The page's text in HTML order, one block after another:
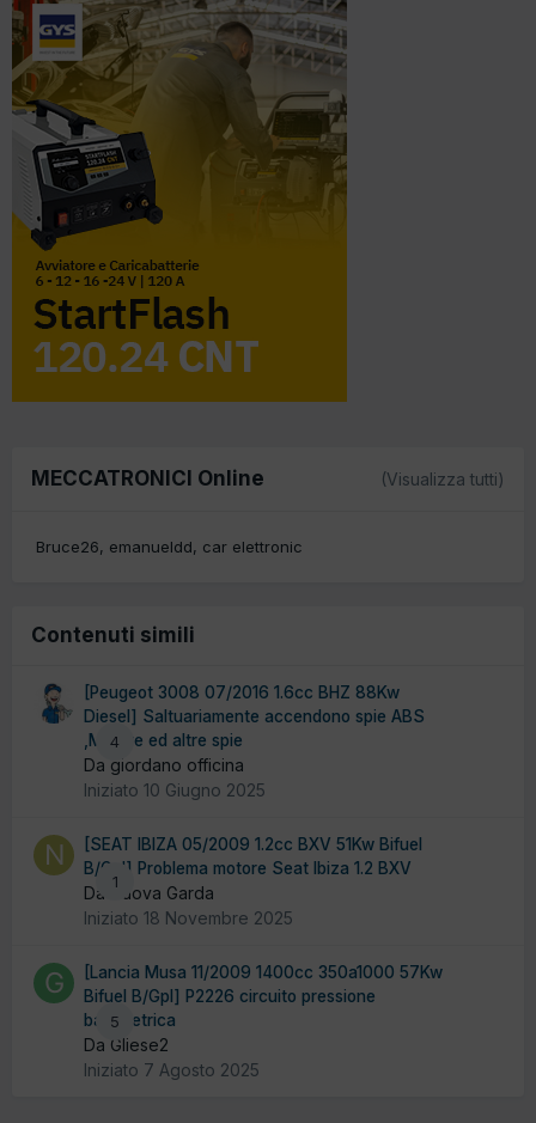
MECCATRONICI Online (Visualizza tutti)
Bruce26 emanueldd car elettronic
Contenuti simili
4
[Peugeot 3008 07/2016 1.6cc BHZ 88Kw
Diesel] Saltuariamente accendono spie ABS
,Motore ed altre spie
Da giordano officina
Iniziato 10 Giugno 2025
1
[SEAT IBIZA 05/2009 1.2cc BXV 51Kw Bifuel
B/Gpl] Problema motore Seat Ibiza 1.2 BXV
Da Nuova Garda
Iniziato 18 Novembre 2025
5
[Lancia Musa 11/2009 1400cc 350a1000 57Kw
Bifuel B/Gpl] P2226 circuito pressione
barometrica
Da Gliese2
Iniziato 7 Agosto 2025